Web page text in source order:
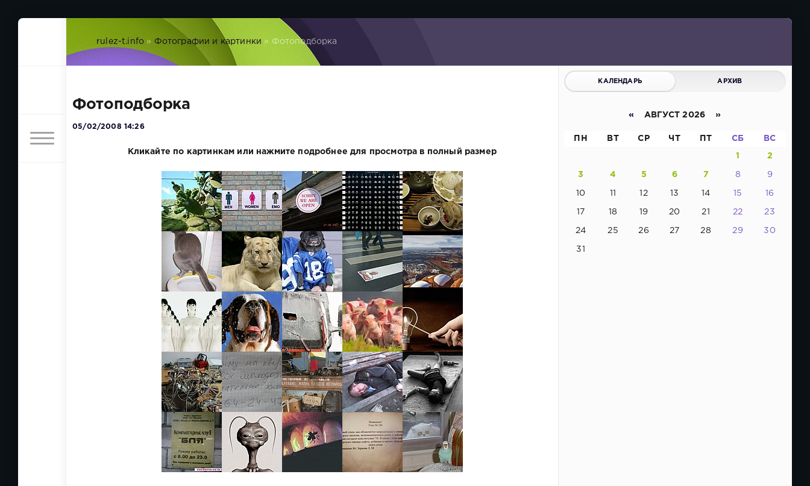
rulez-t.info » Фотографии и картинки » Фотоподборка
Фотоподборка
05/02/2008 14:26
Кликайте по картинкам или нажмите подробнее для просмотра в полный размер
КАЛЕНДАРЬ АРХИВ
« АВГУСТ 2026 »
ПН ВТ СР ЧТ ПТ СБ ВС
1 2
3 4 5 6 7 8 9
10 11 12 13 14 15 16
17 18 19 20 21 22 23
24 25 26 27 28 29 30
31